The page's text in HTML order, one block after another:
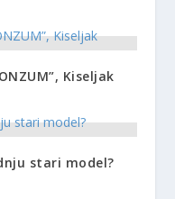
Kiseljak
stari model?